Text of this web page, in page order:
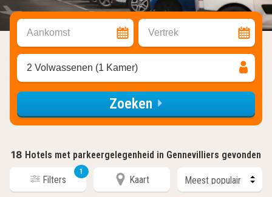
Aankomst Vertrek
2 Volwassenen (1 Kamer)
Zoeken
18 Hotels met parkeergelegenheid in Gennevilliers gevonden
Filters
1
Kaart